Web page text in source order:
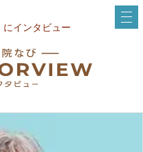
にインタビュー